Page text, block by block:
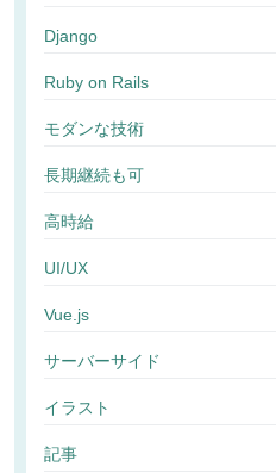
Django
Ruby on Rails
モダンな技術
長期継続も可
高時給
UI/UX
Vue.js
サーバーサイド
イラスト
記事